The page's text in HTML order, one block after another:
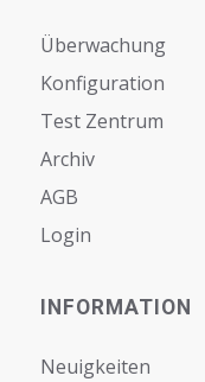
Überwachung
Konfiguration
Test Zentrum
Archiv
AGB
Login
INFORMATION
Neuigkeiten